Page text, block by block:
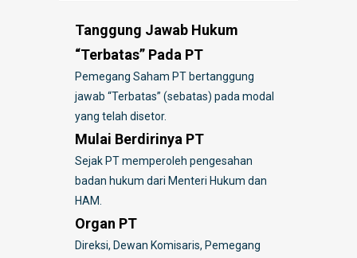
Tanggung Jawab Hukum
“Terbatas” Pada PT
Pemegang Saham PT bertanggung
jawab “Terbatas” (sebatas) pada modal
yang telah disetor.
Mulai Berdirinya PT
Sejak PT memperoleh pengesahan
badan hukum dari Menteri Hukum dan
HAM.
Organ PT
Direksi, Dewan Komisaris, Pemegang